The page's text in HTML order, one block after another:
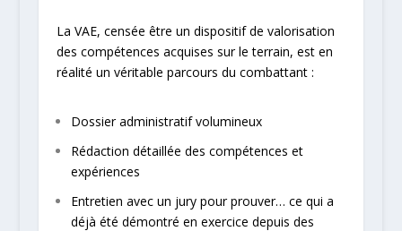
La VAE, censée être un dispositif de valorisation
des compétences acquises sur le terrain, est en
réalité un véritable parcours du combattant :
Dossier administratif volumineux
Rédaction détaillée des compétences et
expériences
Entretien avec un jury pour prouver… ce qui a
déjà été démontré en exercice depuis des